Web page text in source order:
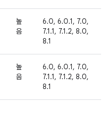
높
음
6.0, 6.0.1, 7.0,
7.1.1, 7.1.2, 8.0,
8.1
높
음
6.0, 6.0.1, 7.0,
7.1.1, 7.1.2, 8.0,
8.1